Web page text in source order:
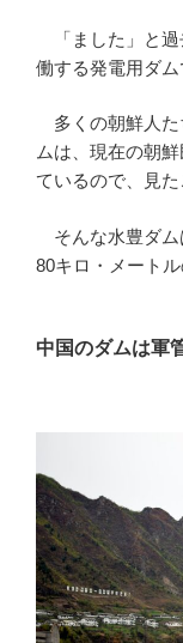
「ました」と過
働する発電用ダム
多くの朝鮮人た
ムは、現在の朝
ているので、見た
そんな水豊ダム
80キロ・メートル
中国のダムは軍